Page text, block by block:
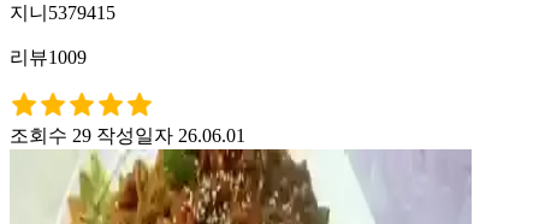
지니5379415
리뷰1009
조회수 29 작성일자 26.06.01